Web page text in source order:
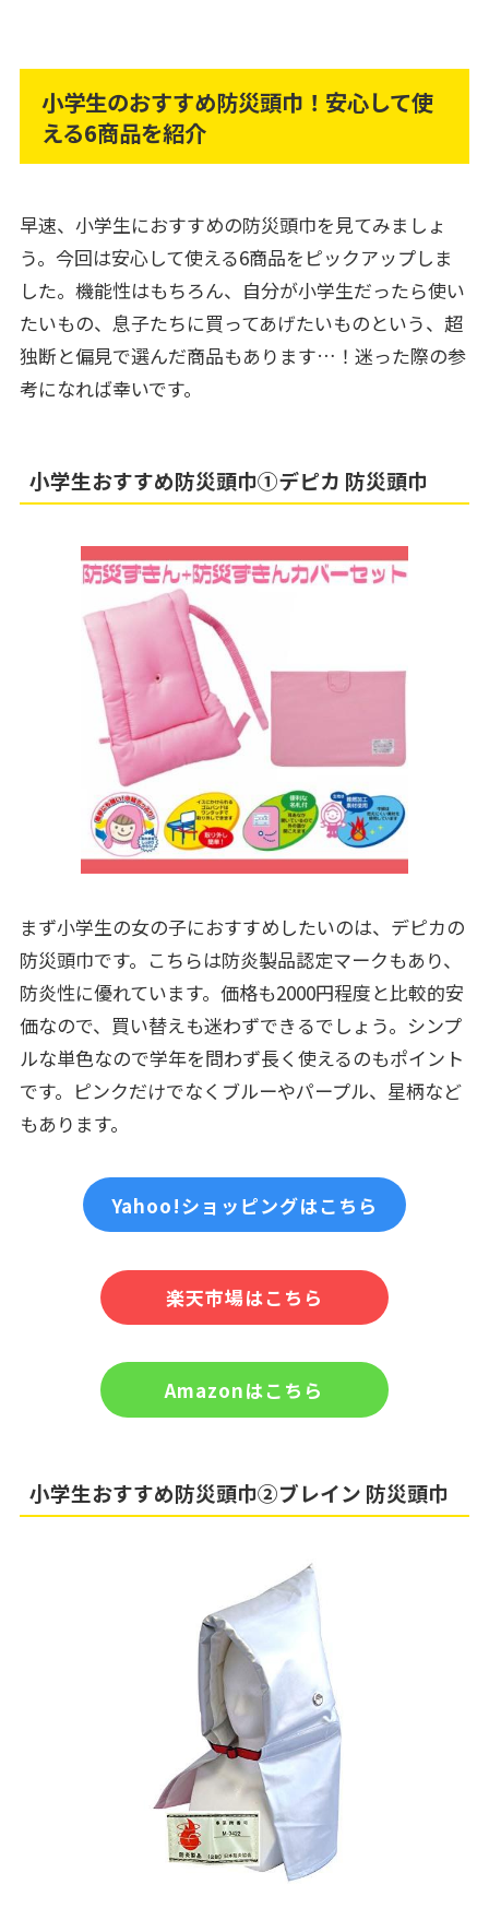
小学生のおすすめ防災頭巾！安心して使
える6商品を紹介
早速、小学生におすすめの防災頭巾を見てみましょ
う。今回は安心して使える6商品をピックアップしま
した。機能性はもちろん、自分が小学生だったら使い
たいもの、息子たちに買ってあげたいものという、超
独断と偏見で選んだ商品もあります…！迷った際の参
考になれば幸いです。
小学生おすすめ防災頭巾①デピカ 防災頭巾
まず小学生の女の子におすすめしたいのは、デピカの
防災頭巾です。こちらは防炎製品認定マークもあり、
防炎性に優れています。価格も2000円程度と比較的安
価なので、買い替えも迷わずできるでしょう。シンプ
ルな単色なので学年を問わず長く使えるのもポイント
です。ピンクだけでなくブルーやパープル、星柄など
もあります。
Yahoo!ショッピングはこちら
楽天市場はこちら
Amazonはこちら
小学生おすすめ防災頭巾②ブレイン 防災頭巾